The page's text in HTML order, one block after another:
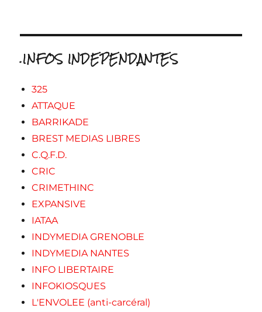
.INFOS INDEPENDANTES
325
ATTAQUE
BARRIKADE
BREST MEDIAS LIBRES
C.Q.F.D.
CRIC
CRIMETHINC
EXPANSIVE
IATAA
INDYMEDIA GRENOBLE
INDYMEDIA NANTES
INFO LIBERTAIRE
INFOKIOSQUES
L'ENVOLEE (anti-carcéral)